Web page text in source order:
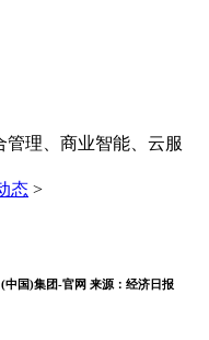
理、商业智能、云服
态 >
中国)集团-官网 来源： 经济日报